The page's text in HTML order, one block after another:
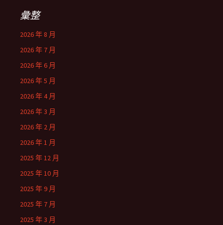
彙整
2026 年 8 月
2026 年 7 月
2026 年 6 月
2026 年 5 月
2026 年 4 月
2026 年 3 月
2026 年 2 月
2026 年 1 月
2025 年 12 月
2025 年 10 月
2025 年 9 月
2025 年 7 月
2025 年 3 月